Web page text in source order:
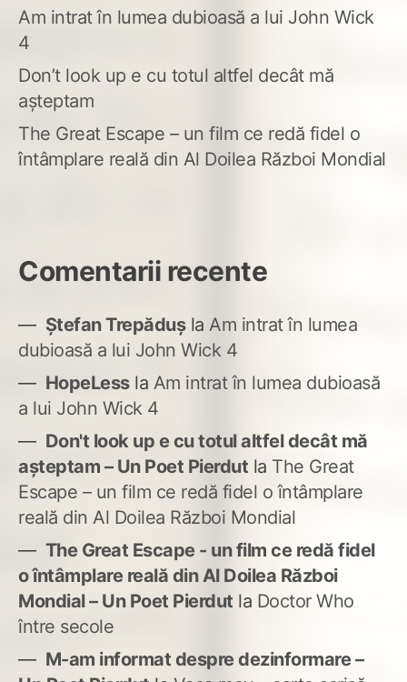
Am intrat în lumea dubioasă a lui John Wick
4
Don’t look up e cu totul altfel decât mă
așteptam
The Great Escape – un film ce redă fidel o
întâmplare reală din Al Doilea Război Mondial
Comentarii recente
Ștefan Trepădușla Am intrat în lumea
dubioasă a lui John Wick 4
HopeLessla Am intrat în lumea dubioasă
a lui John Wick 4
Don't look up e cu totul altfel decât mă
așteptam – Un Poet Pierdut la The Great
Escape – un film ce redă fidel o întâmplare
reală din Al Doilea Război Mondial
The Great Escape - un film ce redă fidel
o întâmplare reală din Al Doilea Război
Mondial – Un Poet Pierdut la Doctor Who
între secole
M-am informat despre dezinformare –